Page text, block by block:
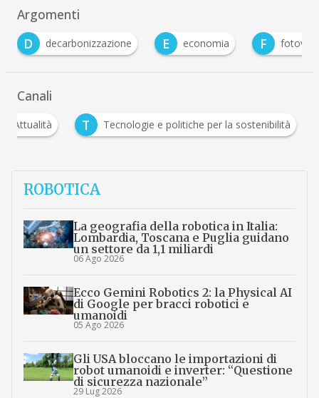
Argomenti
E economia F fotovoltaico
Canali
A
Attualità T Tecnologie e politiche per la
ROBOTICA
La geografia della robotica in Italia:
Lombardia, Toscana e Puglia guidano
un settore da 1,1 miliardi
06 Ago 2026
Ecco Gemini Robotics 2: la Physical AI
di Google per bracci robotici e
umanoidi
05 Ago 2026
Gli USA bloccano le importazioni di
robot umanoidi e inverter: “Questione
di sicurezza nazionale”
29 Lug 2026